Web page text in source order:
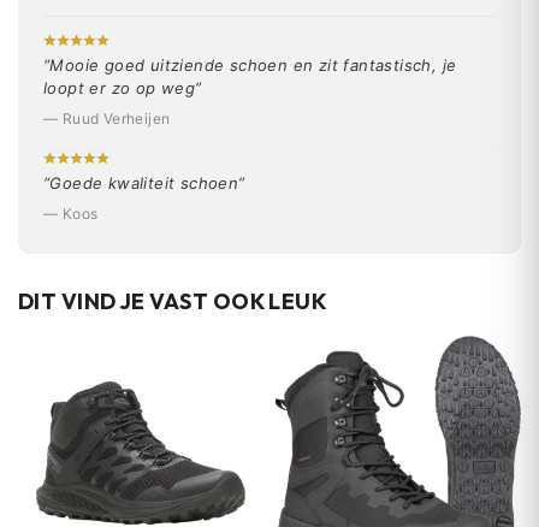
“Mooie goed uitziende schoen en zit fantastisch, je
loopt er zo op weg”
— Ruud Verheijen
“Goede kwaliteit schoen”
— Koos
DIT VIND JE VAST OOK LEUK